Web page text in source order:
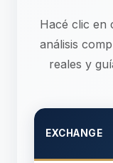
Hacé clic en
análisis
reales y
EXCHANGE